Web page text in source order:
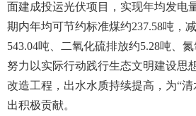
面建成投运光伏项目，实现年均发电
期内年均可节约标准煤约237.58吨，
543.04吨、二氧化硫排放约5.28吨、
努力以实际行动践行生态文明建设思
改造工程，出水水质持续提高，为“
出积极贡献。